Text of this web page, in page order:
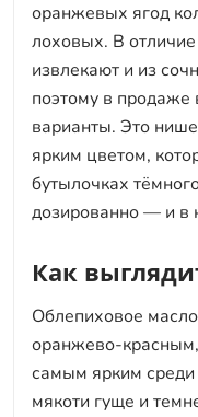
оранжевых ягод
лоховых. В
извлекают и из
поэтому в продаже
варианты. Это
ярким цветом,
бутылочках
дозированно — и в
Как
Облепиховое
оранжево-
самым ярким
мякоти гуще и